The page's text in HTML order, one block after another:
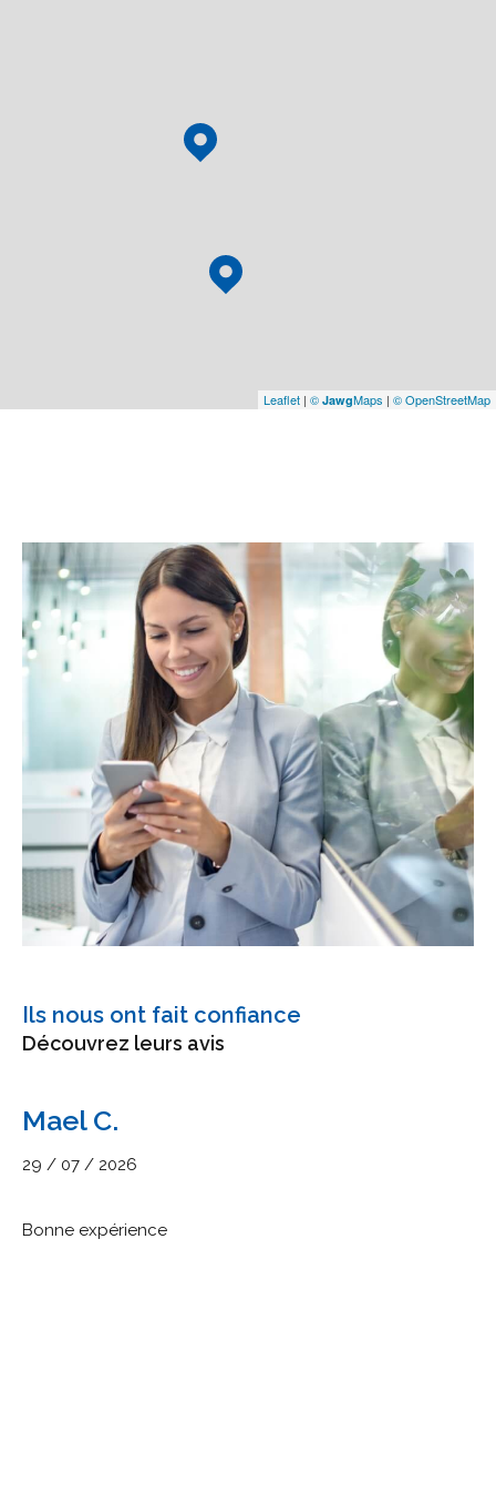
Leaflet | © JawgMaps | © OpenStreetMap
Ils nous ont fait confiance
Découvrez leurs avis
Mael C.
29 / 07 / 2026
Bonne expérience